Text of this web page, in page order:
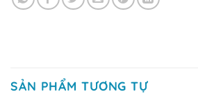
SẢN PHẨM TƯƠNG TỰ